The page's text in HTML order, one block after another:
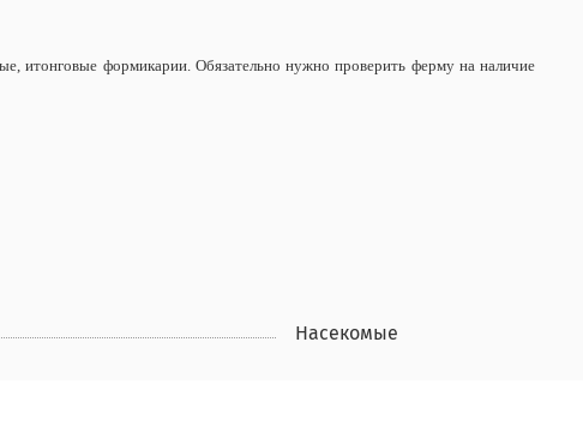
итонговые формикарии. Обязательно нужно проверить ферму на наличие
Насекомые